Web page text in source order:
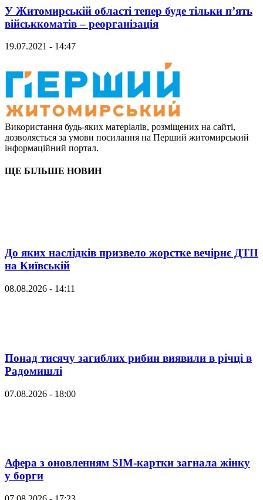
У Житомирській області тепер буде тільки п’ять
військкоматів – реорганізація
19.07.2021 - 14:47
Використання будь-яких матеріалів, розміщених на сайті,
дозволяється за умови посилання на Перший житомирський
інформаційний портал.
ЩЕ БІЛЬШЕ НОВИН
До яких наслідків призвело жорстке вечірнє ДТП
на Київській
08.08.2026 - 14:11
Понад тисячу загиблих рибин виявили в річці в
Радомишлі
07.08.2026 - 18:00
Афера з оновленням SIM-картки загнала жінку
у борги